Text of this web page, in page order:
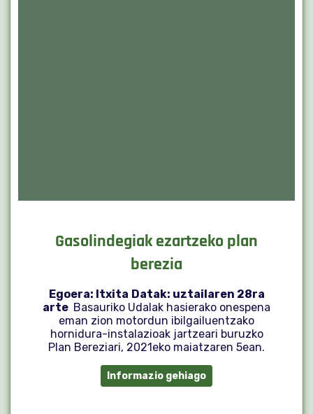
Egoera: Itxita Datak: uztailaren 28ra
hornidura-instalazioak jartzeari buruzko
Plan Bereziari, 2021eko maiatzaren 5ean.